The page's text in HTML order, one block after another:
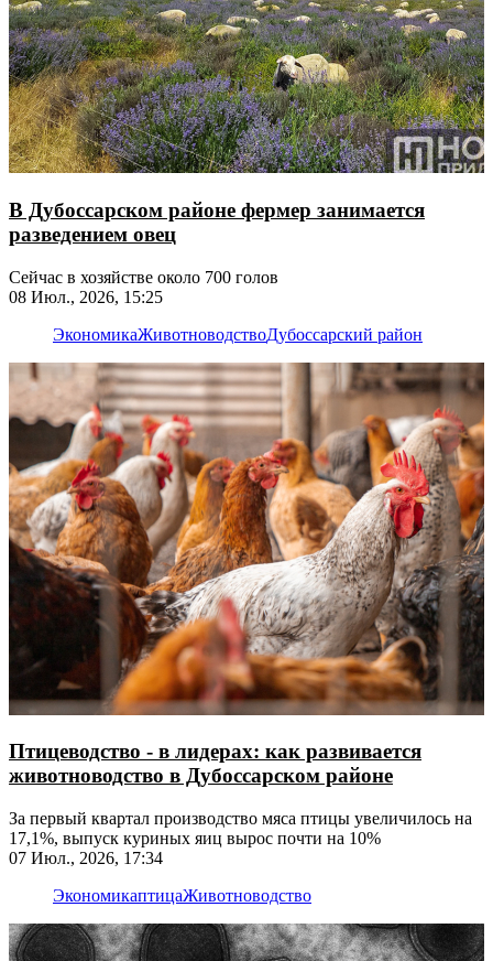
В Дубоссарском районе фермер занимается
разведением овец
Сейчас в хозяйстве около 700 голов
08 Июл., 2026, 15:25
ЭкономикаЖивотноводствоДубоссарский район
Птицеводство - в лидерах: как развивается
животноводство в Дубоссарском районе
За первый квартал производство мяса птицы увеличилось на
17,1%, выпуск куриных яиц вырос почти на 10%
07 Июл., 2026, 17:34
ЭкономикаптицаЖивотноводство